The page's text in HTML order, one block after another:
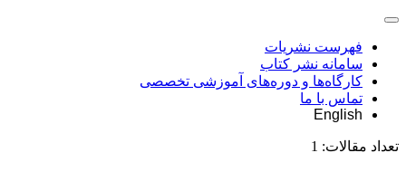
فهرست نشریات
سامانه نشر کتاب
کارگاه‌ها و دوره‌های آموزشی تخصصی
تماس با ما
English
تعداد مقالات: 1